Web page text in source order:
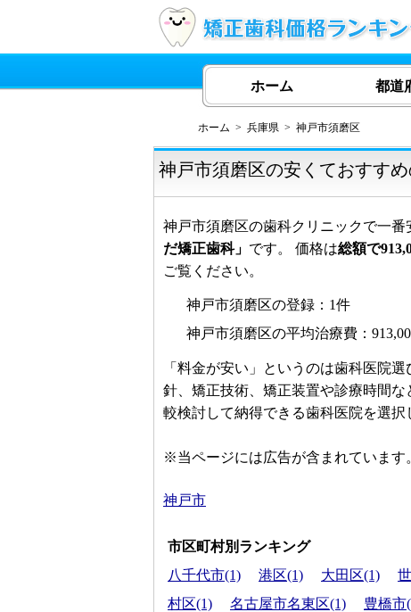
ホーム 都道
ホーム 兵庫県 神戸市須磨区
神戸市須磨区の安くておすす
神戸市須磨区の歯科クリニックで一
だ矯正歯科」 です。 価格は総額で
ご覧ください。
神戸市須磨区の登録：1件
神戸市須磨区の平均治療費：
「料金が安い」というのは歯科医院
針、矯正技術、矯正装置や診療時間
較検討して納得できる歯科医院を選択
※当ページには広告が含まれています
神戸市
市区町村別ランキング
八千代市(1)
港区(1) 大田区(1)
村区(1)
名古屋市名東区(1) 豊橋市